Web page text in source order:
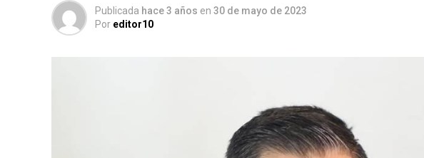
Publicada hace 3 años en 30 de mayo de 2023
Por editor10